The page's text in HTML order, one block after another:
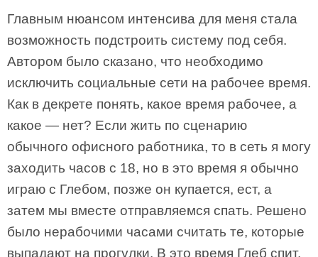
Главным нюансом интенсива для меня стала
возможность подстроить систему под себя.
Автором было сказано, что необходимо
исключить социальные сети на рабочее время.
Как в декрете понять, какое время рабочее, а
какое — нет? Если жить по сценарию
обычного офисного работника, то в сеть я могу
заходить часов с 18, но в это время я обычно
играю с Глебом, позже он купается, ест, а
затем мы вместе отправляемся спать. Решено
было нерабочими часами считать те, которые
выпадают на прогулки. В это время Глеб спит,